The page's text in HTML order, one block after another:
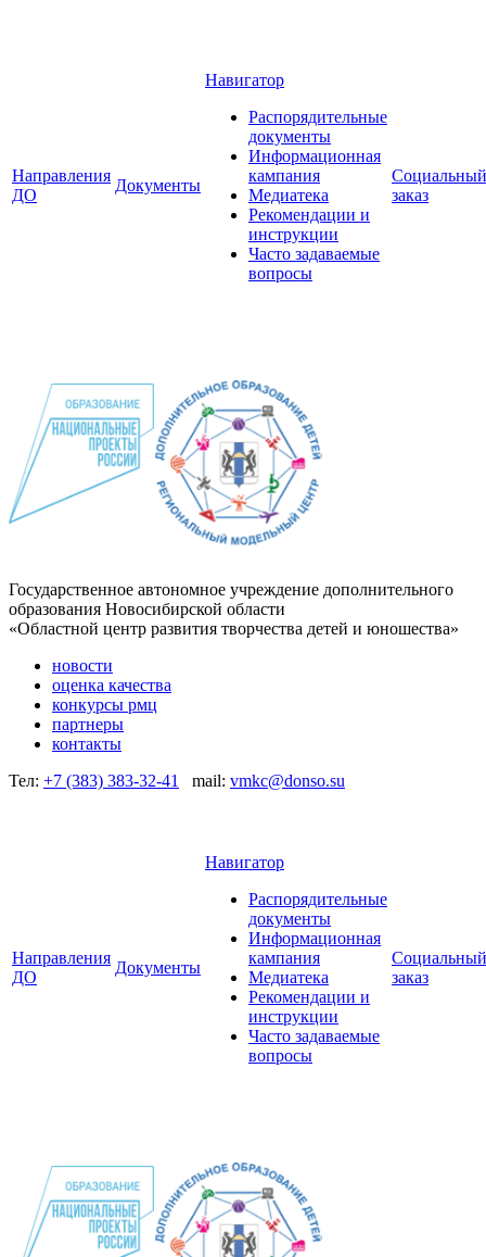
Направления
ДО
Документы
Навигатор
Распорядительные
документы
Информационная
кампания
Медиатека
Рекомендации и
инструкции
Часто задаваемые
вопросы
Социальный
заказ
Государственное автономное учреждение дополнительного
образования Новосибирской области
«Областной центр развития творчества детей и юношества»
новости
оценка качества
конкурсы рмц
партнеры
контакты
Тел: +7 (383) 383-32-41 mail: vmkc@donso.su
Направления
ДО
Документы
Навигатор
Распорядительные
документы
Информационная
кампания
Медиатека
Рекомендации и
инструкции
Часто задаваемые
вопросы
Социальный
заказ